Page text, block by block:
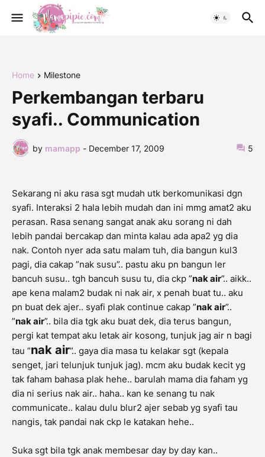
Home Milestone
Perkembangan terbaru
syafi.. Communication
by mamapp - December 17, 2009 5
Sekarang ni aku rasa sgt mudah utk berkomunikasi dgn
syafi. Interaksi 2 hala lebih mudah dan ini mmg amat2 aku
perasan. Rasa senang sangat anak aku sorang ni dah
lebih pandai bercakap dan minta kalau ada apa2 yg dia
nak. Contoh nyer ada satu malam tuh, dia bangun kul3
pagi, dia cakap ”nak susu”.. pastu aku pn bangun ler
bancuh susu.. tgh bancuh susu tu, dia ckp ”nak air”.. aikk..
ape kena malam2 budak ni nak air, x penah buat tu.. aku
pn buat dek ajer.. syafi plak continue cakap ”nak air”..
”nak air”.. bila dia tgk aku buat dek, dia terus bangun,
pergi kat tempat aku letak air kosong, tunjuk jag air n bagi
tau ”nak air”.. gaya dia masa tu kelakar sgt (kepala
senget, jari telunjuk tunjuk jag). mcm aku budak kecit yg
tak faham bahasa plak hehe.. barulah mama dia faham yg
dia ni serius nak air.. haha.. kan ke senang tu nak
communicate.. kalau dulu blur2 ajer sebab yg syafi tau
nangis, tak pandai nak ckp le katakan hehe..
Suka sgt bila tgk anak membesar day by day kan..